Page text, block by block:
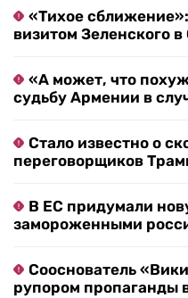
«Тихое
визитом Зеленского
«А может, что
судьбу Армении в
Стало известно о
переговорщиков
В ЕС придумали
замороженными
Сооснователь
рупором пропаганды